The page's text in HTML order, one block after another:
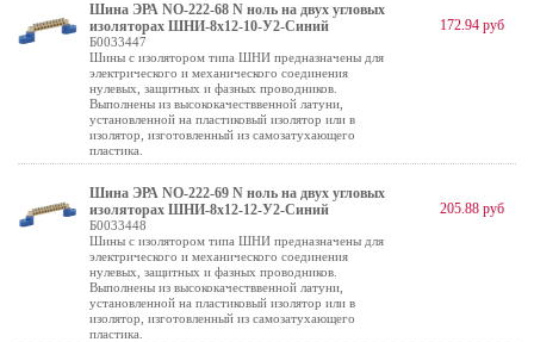
Шина ЭРА NO-222-68 N ноль на двух угловых
изоляторах ШНИ-8х12-10-У2-Синий
Б0033447
Шины с изолятором типа ШНИ предназначены для
электрического и механического соединения
нулевых, защитных и фазных проводников.
Выполнены из высококачестввенной латуни,
установленной на пластиковый изолятор или в
изолятор, изготовленный из самозатухающего
пластика.
172.94 руб
Шина ЭРА NO-222-69 N ноль на двух угловых
изоляторах ШНИ-8х12-12-У2-Синий
Б0033448
Шины с изолятором типа ШНИ предназначены для
электрического и механического соединения
нулевых, защитных и фазных проводников.
Выполнены из высококачестввенной латуни,
установленной на пластиковый изолятор или в
изолятор, изготовленный из самозатухающего
пластика.
205.88 руб